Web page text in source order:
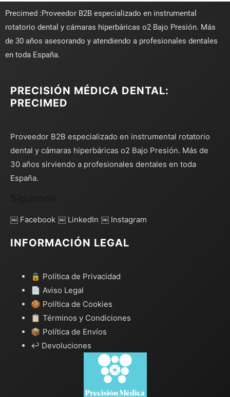
Precimed :Proveedor B2B especializado en instrumental
rotatorio dental y cámaras hiperbáricas o2 Bajo Presión. Más
de 30 años asesorando y atendiendo a profesionales dentales
en toda España.
PRECISIÓN MÉDICA DENTAL:
PRECIMED
Proveedor B2B especializado en instrumental rotatorio
dental y cámaras hiperbáricas o2 Bajo Presión. Más de
30 años sirviendo a profesionales dentales en toda
España.
￼ Facebook ￼ LinkedIn ￼ Instagram
INFORMACIÓN LEGAL
🔒 Política de Privacidad
📄 Aviso Legal
🍪 Política de Cookies
📋 Términos y Condiciones
📦 Política de Envíos
↩️ Devoluciones